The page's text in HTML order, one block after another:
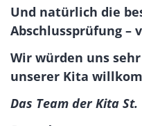
Und natürlich die
Abschlussprüfung –
Wir würden uns
unserer Kita
Das Team der Kita